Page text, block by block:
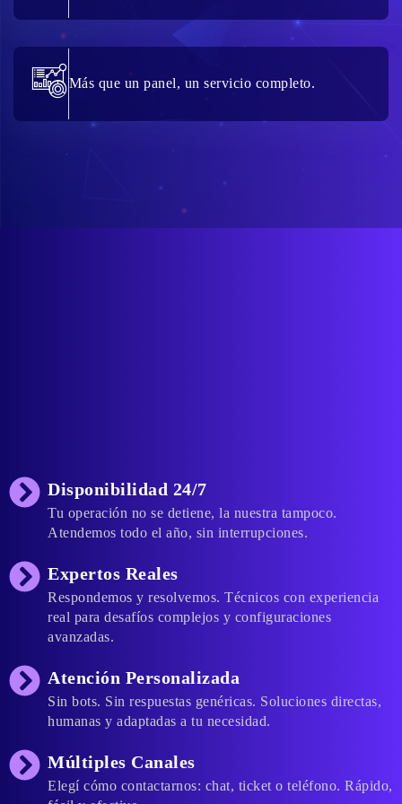
Más que un panel, un servicio completo.
Disponibilidad 24/7
Tu operación no se detiene, la nuestra tampoco.
Atendemos todo el año, sin interrupciones.
Expertos Reales
Respondemos y resolvemos. Técnicos con experiencia
real para desafíos complejos y configuraciones
avanzadas.
Atención Personalizada
Sin bots. Sin respuestas genéricas. Soluciones directas,
humanas y adaptadas a tu necesidad.
Múltiples Canales
Elegí cómo contactarnos: chat, ticket o teléfono. Rápido,